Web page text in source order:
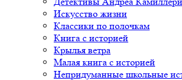
Искусство жизни
Классики по полочкам
Книга с историей
Крылья ветра
Малая книга с историей
Непридуманные школьные